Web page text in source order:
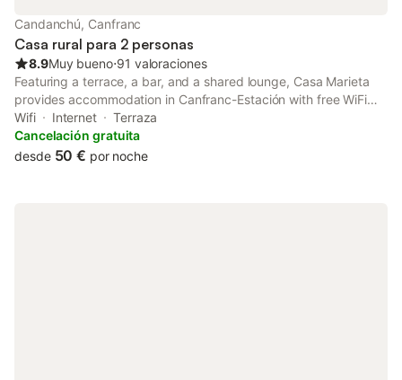
Candanchú, Canfranc
Casa rural para 2 personas
8.9Muy bueno⋅91 valoraciones
Featuring a terrace, a bar, and a shared lounge, Casa Marieta
provides accommodation in Canfranc-Estación with free WiFi
and mountain views. It is located 500 metres from Canfranc
Train Station and offers a housekeeping service.
Wifi Internet
Terraza
Cancelación gratuita
desde 50 € por noche